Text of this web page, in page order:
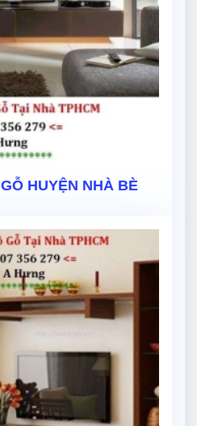
HUYỆN NHÀ BÈ